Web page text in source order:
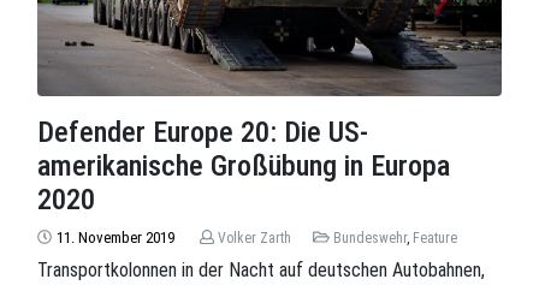
Defender Europe 20: Die US-
amerikanische Großübung in Europa
2020
11. November 2019 Volker Zarth Bundeswehr, Feature
Transportkolonnen in der Nacht auf deutschen Autobahnen,